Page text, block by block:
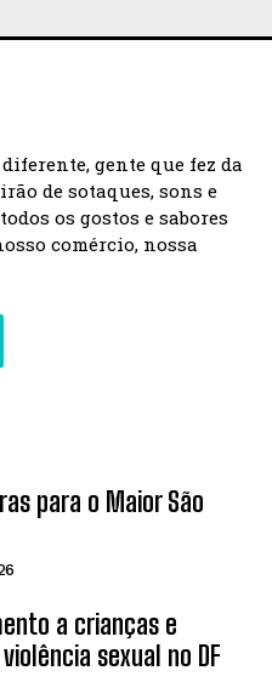
gente que fez da
de sotaques, sons e
os gostos e sabores
comércio, nossa
para o Maior São
a crianças e
sexual no DF